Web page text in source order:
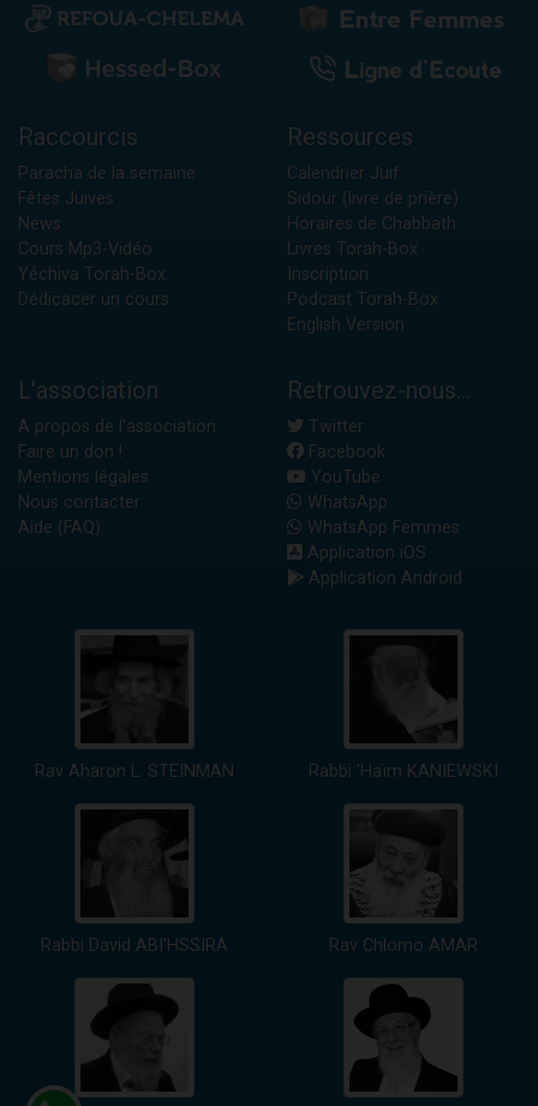
Raccourcis
Paracha de la semaine
Fêtes Juives
News
Cours Mp3-Vidéo
Yéchiva Torah-Box
Dédicacer un cours
Ressources
Calendrier Juif
Sidour (livre de prière)
Horaires de Chabbath
Livres Torah-Box
Inscription
Podcast Torah-Box
English Version
L'association
A propos de l'association
Faire un don !
Mentions légales
Nous contacter
Aide (FAQ)
Retrouvez-nous...
Twitter
Facebook
YouTube
WhatsApp
WhatsApp Femmes
Application iOS
Application Android
Rav Aharon L. STEINMAN Rabbi 'Haïm KANIEWSKI
Rabbi David ABI'HSSIRA Rav Chlomo AMAR